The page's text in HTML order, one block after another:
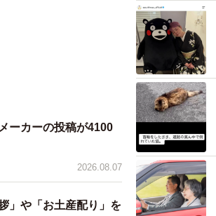
。また、春夏秋冬そ
潟県が大好きです。
。ビルの高さは
ばかうけ展望室』とい
ーカーの投稿が4100
2026.08.07
」や「お土産配り」を